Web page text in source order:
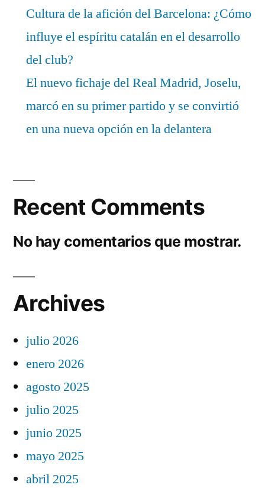
Cultura de la afición del Barcelona: ¿Cómo
influye el espíritu catalán en el desarrollo
del club?
El nuevo fichaje del Real Madrid, Joselu,
marcó en su primer partido y se convirtió
en una nueva opción en la delantera
Recent Comments
No hay comentarios que mostrar.
Archives
julio 2026
enero 2026
agosto 2025
julio 2025
junio 2025
mayo 2025
abril 2025